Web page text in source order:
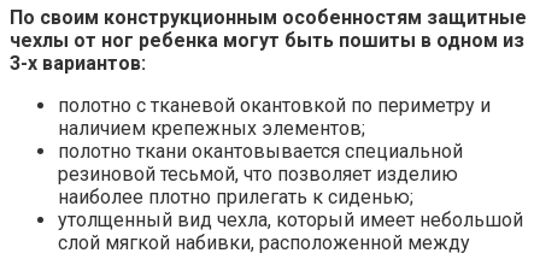
По своим конструкционным особенностям защитные
чехлы от ног ребенка могут быть пошиты в одном из
3-х вариантов:
полотно с тканевой окантовкой по периметру и
наличием крепежных элементов;
полотно ткани окантовывается специальной
резиновой тесьмой, что позволяет изделию
наиболее плотно прилегать к сиденью;
утолщенный вид чехла, который имеет небольшой
слой мягкой набивки, расположенной между